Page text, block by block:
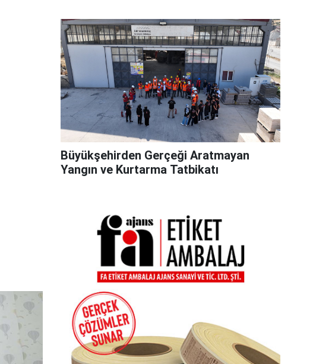
Büyükşehirden Gerçeği Aratmayan
Yangın ve Kurtarma Tatbikatı